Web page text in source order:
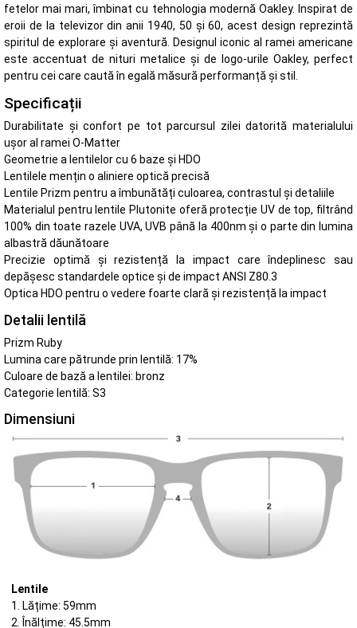
fetelor mai mari, îmbinat cu tehnologia modernă Oakley. Inspirat de
eroii de la televizor din anii 1940, 50 și 60, acest design reprezintă
spiritul de explorare și aventură. Designul iconic al ramei americane
este accentuat de nituri metalice și de logo-urile Oakley, perfect
pentru cei care caută în egală măsură performanță și stil.
Specificații
Durabilitate și confort pe tot parcursul zilei datorită materialului
ușor al ramei O-Matter
Geometrie a lentilelor cu 6 baze și HDO
Lentilele mențin o aliniere optică precisă
Lentile Prizm pentru a îmbunătăți culoarea, contrastul și detaliile
Materialul pentru lentile Plutonite oferă protecție UV de top, filtrând
100% din toate razele UVA, UVB până la 400nm și o parte din lumina
albastră dăunătoare
Precizie optimă și rezistență la impact care îndeplinesc sau
depășesc standardele optice și de impact ANSI Z80.3
Optica HDO pentru o vedere foarte clară și rezistență la impact
Detalii lentilă
Prizm Ruby
Lumina care pătrunde prin lentilă: 17%
Culoare de bază a lentilei: bronz
Categorie lentilă: S3
Dimensiuni
Lentile
1. Lățime: 59mm
2. Înălțime: 45.5mm